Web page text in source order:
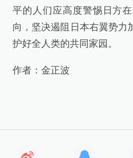
平的人们应高度警惕日方
向，坚决遏阻日本右翼势力
护好全人类的共同家园。
作者：金正波